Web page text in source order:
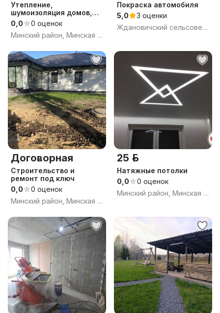
Утепление,
шумоизоляция домов,
ангаров, контейнеров и
прочих строений.
0,0
0 оценок
Минский район, Минская обл.
Покраска автомобиля
5,0
3 оценки
Ждановичский сельсовет, Минский район, Минская область
Договорная
Строительство и
ремонт под ключ
0,0
0 оценок
Минский район, Минская обл.
25 р.
Натяжные потолки
0,0
0 оценок
Минский район, Минская обл.